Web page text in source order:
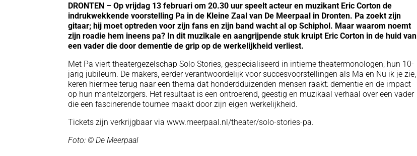
DRONTEN – Op vrijdag 13 februari om 20.30 uur speelt acteur en muzikant Eric Corton de
indrukwekkende voorstelling Pa in de Kleine Zaal van De Meerpaal in Dronten. Pa zoekt zijn
gitaar; hij moet optreden voor zijn fans en zijn band wacht al op Schiphol. Maar waarom noemt
zijn roadie hem ineens pa? In dit muzikale en aangrijpende stuk kruipt Eric Corton in de huid van
een vader die door dementie de grip op de werkelijkheid verliest.
Met Pa viert theatergezelschap Solo Stories, gespecialiseerd in intieme theatermonologen, hun 10-
jarig jubileum. De makers, eerder verantwoordelijk voor succesvoorstellingen als Ma en Nu ik je zie,
keren hiermee terug naar een thema dat honderdduizenden mensen raakt: dementie en de impact
op hun mantelzorgers. Het resultaat is een ontroerend, geestig en muzikaal verhaal over een vader
die een fascinerende tournee maakt door zijn eigen werkelijkheid.
Tickets zijn verkrijgbaar via www.meerpaal.nl/theater/solo-stories-pa.
Foto: © De Meerpaal